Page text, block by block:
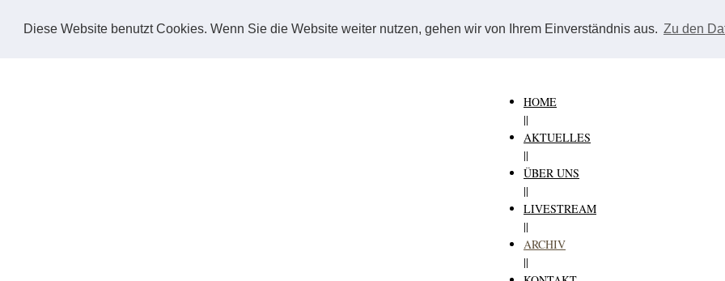
Diese Website benutzt Cookies. Wenn Sie die Website weiter nutzen, gehen wir von Ihrem Einverständnis aus. Zu den
GEMEINDE GOTTESinPFORZHEIM
HOME
||
AKTUELLES
||
ÜBER UNS
||
LIVESTREAM
||
ARCHIV
||